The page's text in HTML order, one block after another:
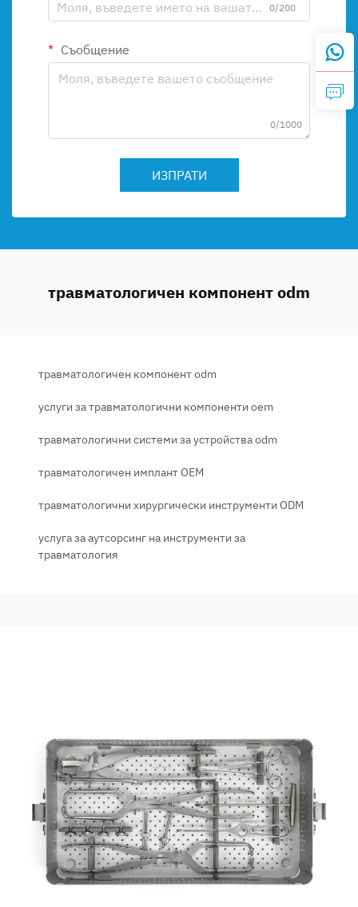
0/200
Съобщение
0/1000
ИЗПРАТИ
травматологичен компонент odm
травматологичен компонент odm
услуги за травматологични компоненти oem
травматологични системи за устройства odm
травматологичен имплант OEM
травматологични хирургически инструменти ODM
услуга за аутсорсинг на инструменти за
травматология